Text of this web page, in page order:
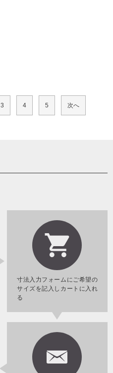
3 4 5 次へ
寸法入力フォームにご希望の
サイズを記入しカートに入れ
る